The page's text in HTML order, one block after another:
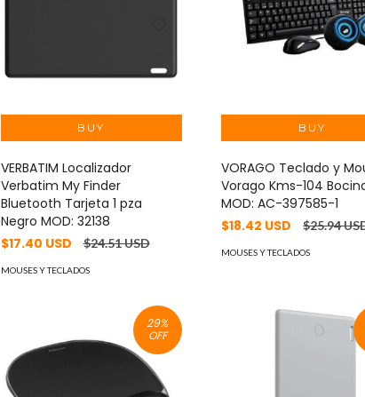
VERBATIM Localizador
Verbatim My Finder
Bluetooth Tarjeta 1 pza
Negro MOD: 32138
$17.40 USD
$24.51 USD
MOUSES Y TECLADOS
VORAGO Teclado y
Vorago Kms-104
MOD: AC-397585-1
$18.42 USD
$25.94
MOUSES Y TECLADOS
29%
OFF